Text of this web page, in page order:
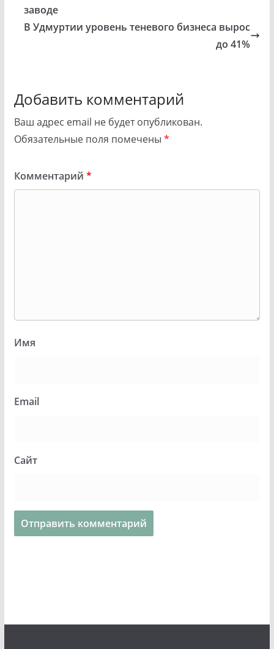
заводе
В Удмуртии уровень теневого бизнеса вырос
до 41%
Добавить комментарий
Ваш адрес email не будет опубликован.
Обязательные поля помечены *
Комментарий *
Имя
Email
Сайт